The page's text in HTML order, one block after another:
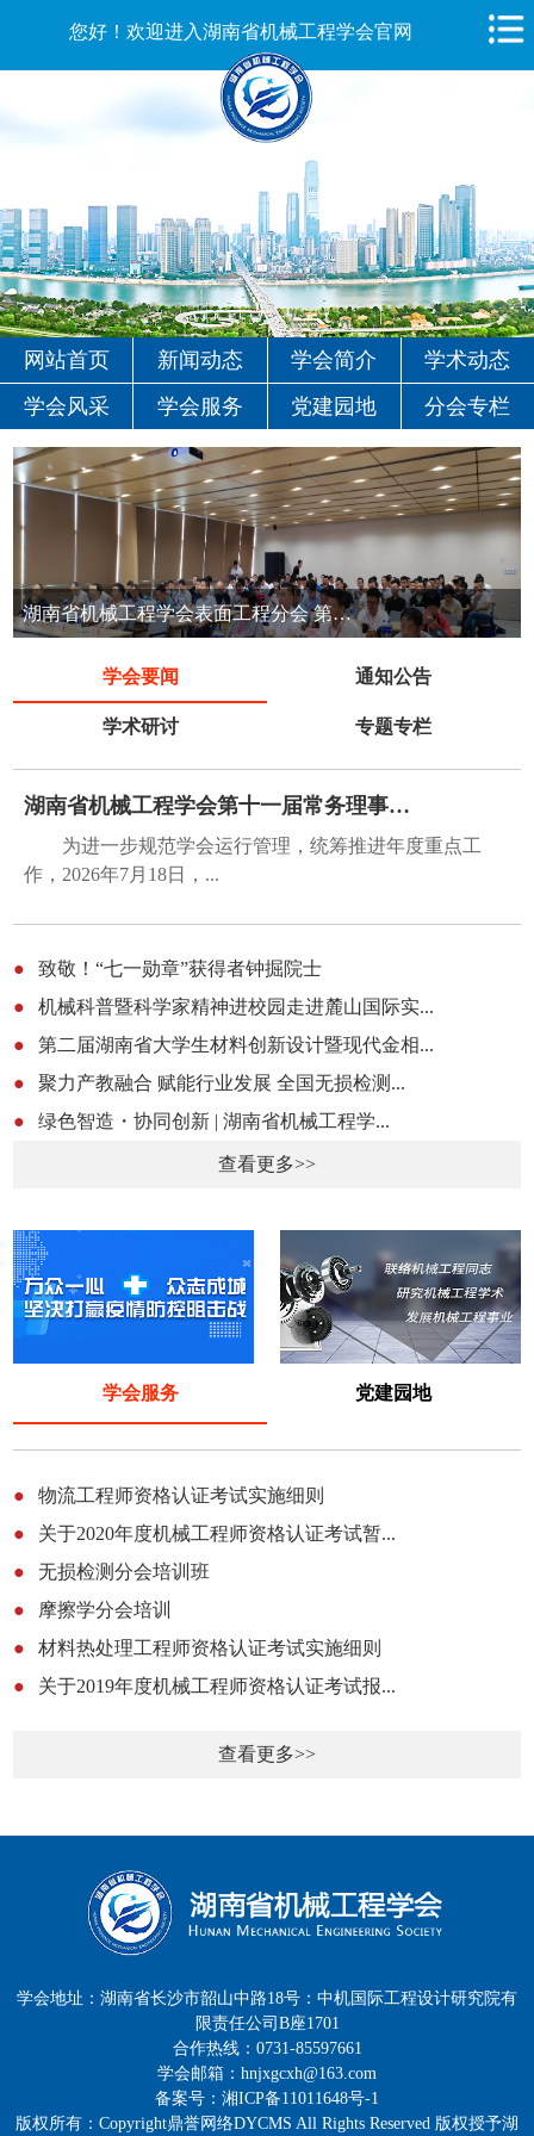
您好！欢迎进入湖南省机械工程学会官网
网站首页 新闻动态 学会简介
学术动态
学会风采
学会服务 党建园地 分会专栏
湖南省机械工程学会表面工程分会 第七届表面工程清洁生产技术交流会
学会要闻 通知公告
学术研讨 专题专栏
湖南省机械工程学会第十一届常务理事会第五...
为进一步规范学会运行管理，统筹推进年度重点工
作，2026年7月18日，...
●
致敬！“七一勋章”获得者钟掘院士
●
机械科普暨科学家精神进校园走进麓山国际实...
●
第二届湖南省大学生材料创新设计暨现代金相...
●
聚力产教融合 赋能行业发展 全国无损检测...
●
绿色智造・协同创新 | 湖南省机械工程学...
查看更多>>
学会服务 党建园地
●
物流工程师资格认证考试实施细则
●
关于2020年度机械工程师资格认证考试暂...
●
无损检测分会培训班
●
摩擦学分会培训
●
材料热处理工程师资格认证考试实施细则
●
关于2019年度机械工程师资格认证考试报...
查看更多>>
学会地址：湖南省长沙市韶山中路18号：中机国际工程设计研究院有
限责任公司B座1701
合作热线：0731-85597661
学会邮箱：hnjxgcxh@163.com
备案号：湘ICP备11011648号-1
版权所有：Copyright鼎誉网络DYCMS All Rights Reserved 版权授予湖